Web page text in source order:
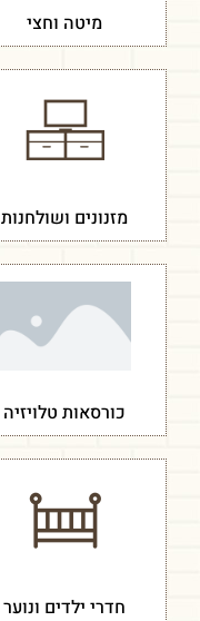
מיטה וחצי
מזנונים ושולחנות
כורסאות טלויזיה
חדרי ילדים ונוער